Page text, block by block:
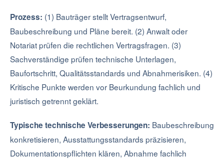
Prozess: (1) Bauträger stellt Vertragsentwurf,
Baubeschreibung und Pläne bereit. (2) Anwalt oder
Notariat prüfen die rechtlichen Vertragsfragen. (3)
Sachverständige prüfen technische Unterlagen,
Baufortschritt, Qualitätsstandards und Abnahmerisiken. (4)
Kritische Punkte werden vor Beurkundung fachlich und
juristisch getrennt geklärt.
Typische technische Verbesserungen: Baubeschreibung
konkretisieren, Ausstattungsstandards präzisieren,
Dokumentationspflichten klären, Abnahme fachlich